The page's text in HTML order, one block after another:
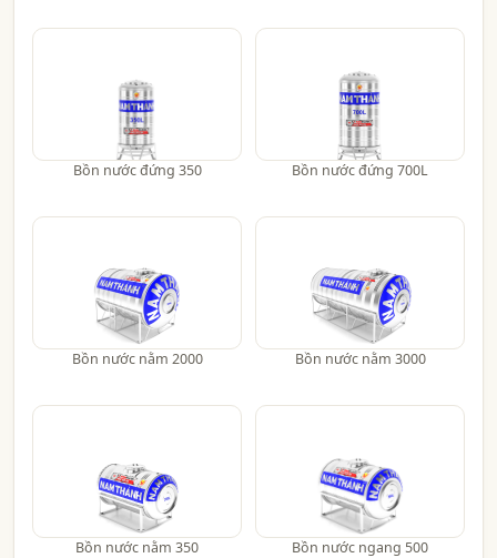
Bồn nước đứng 350 Bồn nước đứng 700L
Bồn nước nằm 2000 Bồn nước nằm 3000
Bồn nước nằm 350 Bồn nước ngang 500